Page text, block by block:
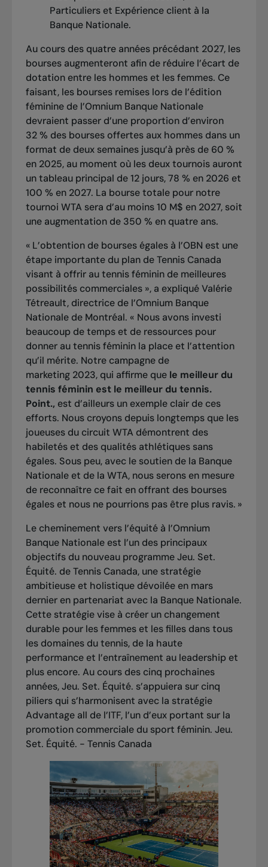
Particuliers et Expérience client à la
Banque Nationale.
Au cours des quatre années précédant 2027, les
bourses augmenteront afin de réduire l’écart de
dotation entre les hommes et les femmes. Ce
faisant, les bourses remises lors de l’édition
féminine de l’Omnium Banque Nationale
devraient passer d’une proportion d’environ
32 % des bourses offertes aux hommes dans un
format de deux semaines jusqu’à près de 60 %
en 2025, au moment où les deux tournois auront
un tableau principal de 12 jours, 78 % en 2026 et
100 % en 2027. La bourse totale pour notre
tournoi WTA sera d’au moins 10 M$ en 2027, soit
une augmentation de 350 % en quatre ans.
« L’obtention de bourses égales à l’OBN est une
étape importante du plan de Tennis Canada
visant à offrir au tennis féminin de meilleures
possibilités commerciales », a expliqué Valérie
Tétreault, directrice de l’Omnium Banque
Nationale de Montréal. « Nous avons investi
beaucoup de temps et de ressources pour
donner au tennis féminin la place et l’attention
qu’il mérite. Notre campagne de
marketing 2023, qui affirme que le meilleur du
tennis féminin est le meilleur du tennis.
Point., est d’ailleurs un exemple clair de ces
efforts. Nous croyons depuis longtemps que les
joueuses du circuit WTA démontrent des
habiletés et des qualités athlétiques sans
égales. Sous peu, avec le soutien de la Banque
Nationale et de la WTA, nous serons en mesure
de reconnaître ce fait en offrant des bourses
égales et nous ne pourrions pas être plus ravis. »
Le cheminement vers l’équité à l’Omnium
Banque Nationale est l’un des principaux
objectifs du nouveau programme Jeu. Set.
Équité. de Tennis Canada, une stratégie
ambitieuse et holistique dévoilée en mars
dernier en partenariat avec la Banque Nationale.
Cette stratégie vise à créer un changement
durable pour les femmes et les filles dans tous
les domaines du tennis, de la haute
performance et l’entraînement au leadership et
plus encore. Au cours des cinq prochaines
années, Jeu. Set. Équité. s’appuiera sur cinq
piliers qui s’harmonisent avec la stratégie
Advantage all de l’ITF, l’un d’eux portant sur la
promotion commerciale du sport féminin. Jeu.
Set. Équité. - Tennis Canada